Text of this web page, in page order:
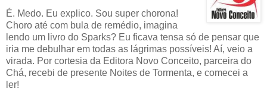
É. Medo. Eu explico. Sou super chorona!
Choro até com bula de remédio, imagina
lendo um livro do Sparks? Eu ficava tensa só de pensar que
iria me debulhar em todas as lágrimas possíveis! Aí, veio a
virada. Por cortesia da Editora Novo Conceito, parceira do
Chá, recebi de presente Noites de Tormenta, e comecei a
ler!